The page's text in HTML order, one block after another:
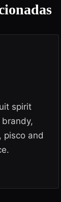
spirit
pisco and